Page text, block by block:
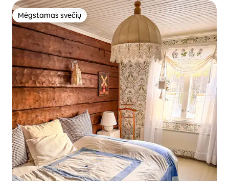
Mėgstamas svečių
Mėgstamas svečių